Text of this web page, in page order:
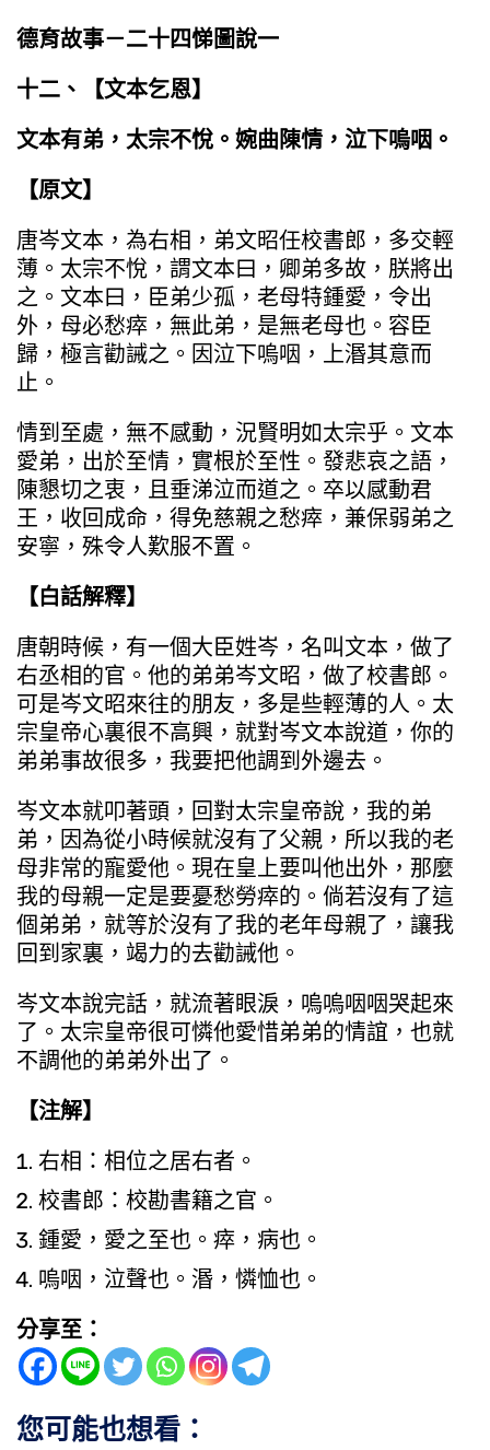
德育故事－二十四悌圖說一
十二、【文本乞恩】
文本有弟，太宗不悅。婉曲陳情，泣下嗚咽。
【原文】
唐岑文本，為右相，弟文昭任校書郎，多交輕
薄。太宗不悅，謂文本曰，卿弟多故，朕將出
之。文本曰，臣弟少孤，老母特鍾愛，令出
外，母必愁瘁，無此弟，是無老母也。容臣
歸，極言勸誡之。因泣下嗚咽，上湣其意而
止。
情到至處，無不感動，況賢明如太宗乎。文本
愛弟，出於至情，實根於至性。發悲哀之語，
陳懇切之衷，且垂涕泣而道之。卒以感動君
王，收回成命，得免慈親之愁瘁，兼保弱弟之
安寧，殊令人歎服不置。
【白話解釋】
唐朝時候，有一個大臣姓岑，名叫文本，做了
右丞相的官。他的弟弟岑文昭，做了校書郎。
可是岑文昭來往的朋友，多是些輕薄的人。太
宗皇帝心裏很不高興，就對岑文本說道，你的
弟弟事故很多，我要把他調到外邊去。
岑文本就叩著頭，回對太宗皇帝說，我的弟
弟，因為從小時候就沒有了父親，所以我的老
母非常的寵愛他。現在皇上要叫他出外，那麼
我的母親一定是要憂愁勞瘁的。倘若沒有了這
個弟弟，就等於沒有了我的老年母親了，讓我
回到家裏，竭力的去勸誡他。
岑文本說完話，就流著眼淚，嗚嗚咽咽哭起來
了。太宗皇帝很可憐他愛惜弟弟的情誼，也就
不調他的弟弟外出了。
【注解】
右相：相位之居右者。
校書郎：校勘書籍之官。
鍾愛，愛之至也。瘁，病也。
嗚咽，泣聲也。湣，憐恤也。
分享至：
您可能也想看：